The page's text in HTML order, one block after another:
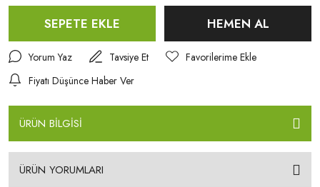
SEPETE EKLE HEMEN AL
Yorum Yaz
Tavsiye Et
Fiyatı Düşünce Haber Ver
ÜRÜN BİLGİSİ
ÜRÜN YORUMLARI